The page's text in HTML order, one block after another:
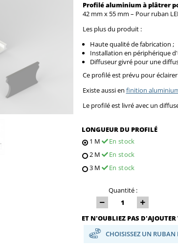
Profilé aluminium à plâtrer
42 mm x 55 mm – Pour ruban
Les plus du produit :
Haute qualité de fabrication ;
Installation en périphérique
Diffuseur givré pour une
Ce profilé est prévu pour
Existe aussi en finition
Le profilé est livré avec un
LONGUEUR DU PROFILÉ
1 M
En stock
2 M
En stock
3 M
En stock
Quantité :
ET N'OUBLIEZ PAS
CHOISISSEZ UN